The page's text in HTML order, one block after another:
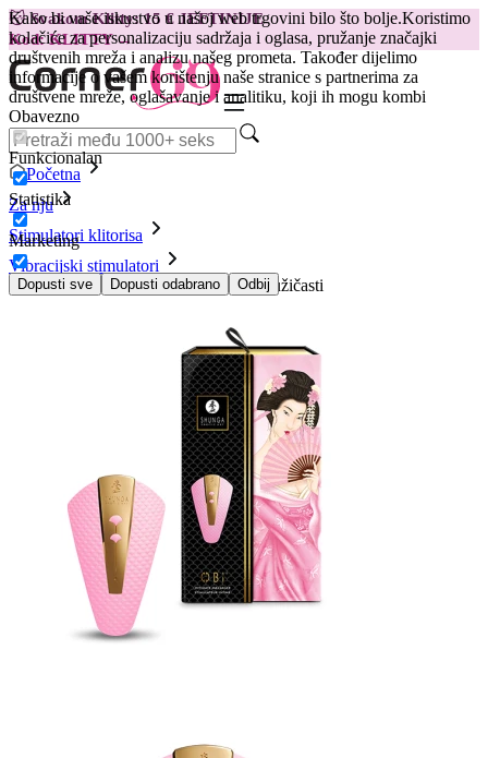
Kako bi vaše iskustvo u našoj web trgovini bilo što bolje.Koristimo
kolačiće za personalizaciju sadržaja i oglasa, pružanje značajki
društvenih mreža i analizu našeg prometa. Također dijelimo
informacije o vašem korištenju naše stranice s partnerima za
društvene mreže, oglašavanje i analitiku, koji ih mogu kombi
Obavezno
Funkcionalan
Statistika
Marketing
Dopusti sve Dopusti odabrano Odbij
😽Svakom Klitty: 15 € JEFTINIJE
Kod: KLITTY →
Početna
Za nju
Stimulatori klitorisa
Vibracijski stimulatori
Shunga - Obi intimni masažer svijetloružičasti